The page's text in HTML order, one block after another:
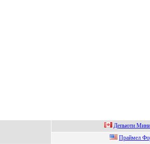
Дeпьюти
Праймел